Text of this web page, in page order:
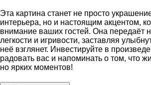
Эта картина станет не просто
интерьера, но и настоящим акцентом,
внимание ваших гостей. Она передаёт
легкости и игривости, заставляя
неё взглянет. Инвестируйте в
радовать вас и напоминать о том, что
но ярких моментов!